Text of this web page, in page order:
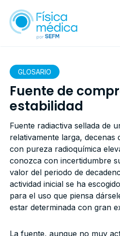
GLOSARIO
Fuente de
estabilidad
Fuente radiactiva sellada de
relativamente larga, decenas
con pureza radioquímica
conozca con incertidumbre
valor del periodo de
actividad inicial se ha
para el uso que piensa
estar determinada con gran
La fuente, aunque no muy